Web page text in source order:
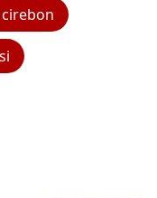
cirebon